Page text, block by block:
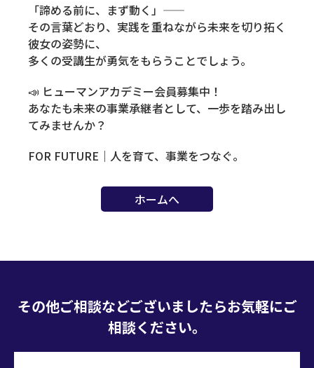
「諦める前に、まず動く」——
その言葉どおり、実践を重ねながら未来を切り拓く
彼女の姿勢に、
多くの受講生が勇気をもらうことでしょう。
📣 ヒューマンアカデミー会員募集中！
あなたも未来の事業承継者として、一歩を踏み出し
てみませんか？
FOR FUTURE｜人を育て、事業をつなぐ。
ホームへ
その他ご相談などございましたらお気軽にご
相談ください。